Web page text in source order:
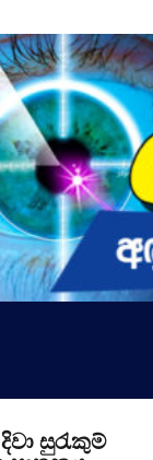
සුරැකුම්